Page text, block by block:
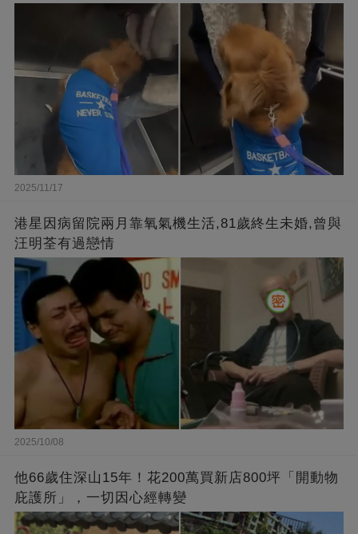
2025/11/17
港星因病留院兩月靠氧氣機生活,81歲終生未婚,曾與
汪明荃有過戀情
2025/10/08
他66歲住深山15年！花200萬買新店800坪「開動物
庇護所」，一切因心經轉變